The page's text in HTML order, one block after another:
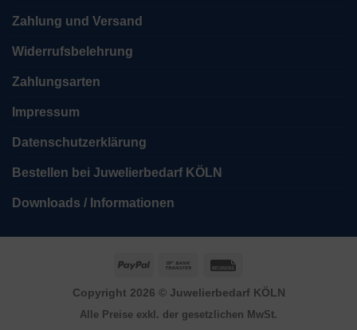
Zahlung und Versand
Widerrufsbelehrung
Zahlungsarten
Impressum
Datenschutzerklärung
Bestellen bei Juwelierbedarf KÖLN
Downloads / Informationen
PayPal
Bank
Copyright 2026 © Juwelierbedarf KÖLN
Alle Preise exkl. der gesetzlichen MwSt.